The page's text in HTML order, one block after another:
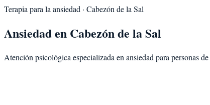
Terapia para la ansiedad · Cabezón de la Sal
Ansiedaden Cabezón de la Sal
Atención psicológica especializada en ansiedad para personas de